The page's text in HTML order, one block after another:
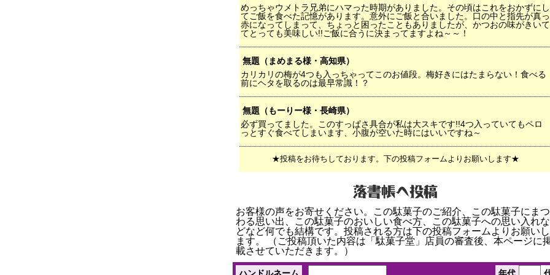
めっちゃウメトラ兄弟にハマった時期がありました。その頃はこれをおかずにし
てご飯を食べた記憶があります。意外にご飯と合いました。口の中と指先が真っ
赤になってしまって、ちょっと困ったこともありましたが、かつおの味がきいて
てとっても美味しい!!ご飯に合うに決まってますよね～～！
無題（まめまる様・高知県）
カリカリの梅が4つも入っちゃってこのお値段。梅好きにはたまらない！食べる
前にヘタを取るのは最早常識！？
無題（もーりー様・長崎県）
必ず買ってました。このすっぱさ具合が私は大スキです!!4つ入っていてもペロ
っとすぐ食べてしまいます、小腹が空いた時にはいいですね～
★投稿をお待ちしております。下の投稿フォームよりお願いします★
お客様の声をお寄せください。この駄菓子のご紹介、この駄菓子にまつ
わる思い出、この駄菓子のおいしい食べ方、この駄菓子への思い入れな
どなど何でも結構です。投稿される方は下の投稿フォームよりお願いし
ます。 （ご投稿頂いた内容は「駄菓子堂」店員の審査後、本ページに
載させていただきます。）